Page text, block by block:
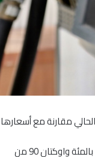
مقارنة مع أسعارها
ووفقا للنشرة انخفض معدل سعر البنزين اوكتان 95 من 690 دولارا للطن الى 619 دولارا بنسبة 10 بالمئة واوكتان 90 من